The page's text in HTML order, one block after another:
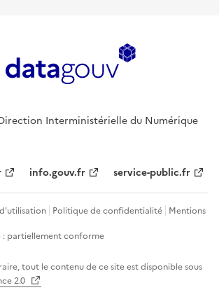
Interministérielle du Numérique
info.gouv.fr service-public.fr
Politique de confidentialité Mentions
: partiellement conforme
tout le contenu de ce site est disponible sous
2.0